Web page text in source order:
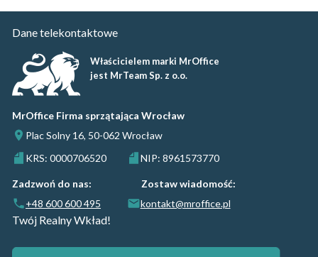
Dane telekontaktowe
Właścicielem marki MrOffice
jest MrTeam Sp. z o.o.
MrOffice Firma sprzątająca Wrocław
Plac Solny 16, 50-062 Wrocław
KRS: 0000706520
NIP: 8961573770
Zadzwoń do nas:
Zostaw wiadomość:
+48 600 600 495
kontakt@mroffice.pl
Twój Realny Wkład!